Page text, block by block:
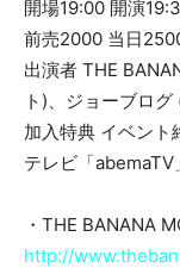
開場19:00 開演
前売2000 当日
出演者 THE
ト)、ジョーブロ
加入特典 イベント
テレビ「abemaTV
・THE BANANA
http://